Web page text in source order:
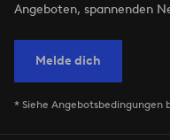
Angeboten, spannenden
Melde dich
* Siehe Angebotsbedingungen